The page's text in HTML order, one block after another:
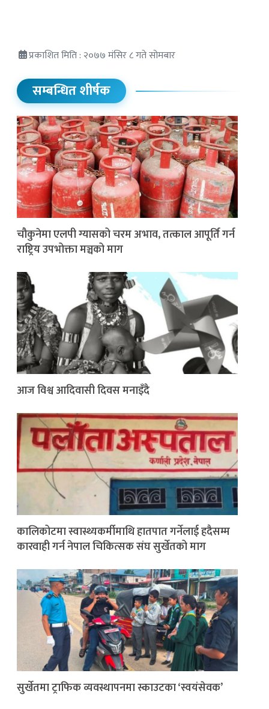
प्रकाशित मिति : २०७७ मंसिर ८ गते सोमबार
सम्बन्धित शीर्षक
चौकुनेमा एलपी ग्यासको चरम अभाव, तत्काल आपूर्ति गर्न
राष्ट्रिय उपभोक्ता मञ्चको माग
आज विश्व आदिवासी दिवस मनाइँदै
कालिकोटमा स्वास्थ्यकर्मीमाथि हातपात गर्नेलाई हदैसम्म
कारवाही गर्न नेपाल चिकित्सक संघ सुर्खेतको माग
सुर्खेतमा ट्राफिक व्यवस्थापनमा स्काउटका ‘स्वयंसेवक’